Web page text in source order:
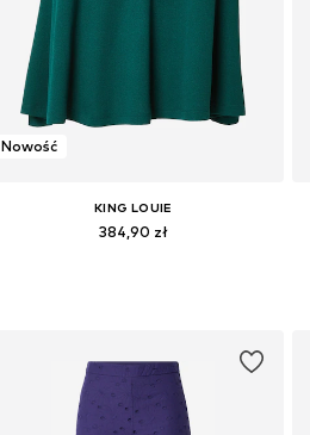
Nowość
KING LOUIE
384,90 zł